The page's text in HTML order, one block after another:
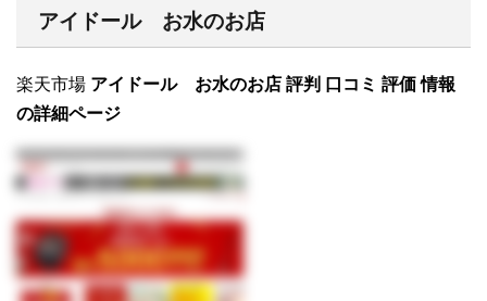
アイドール お水のお店
楽天市場 アイドール お水のお店 評判 口コミ 評価 情報
の詳細ページ